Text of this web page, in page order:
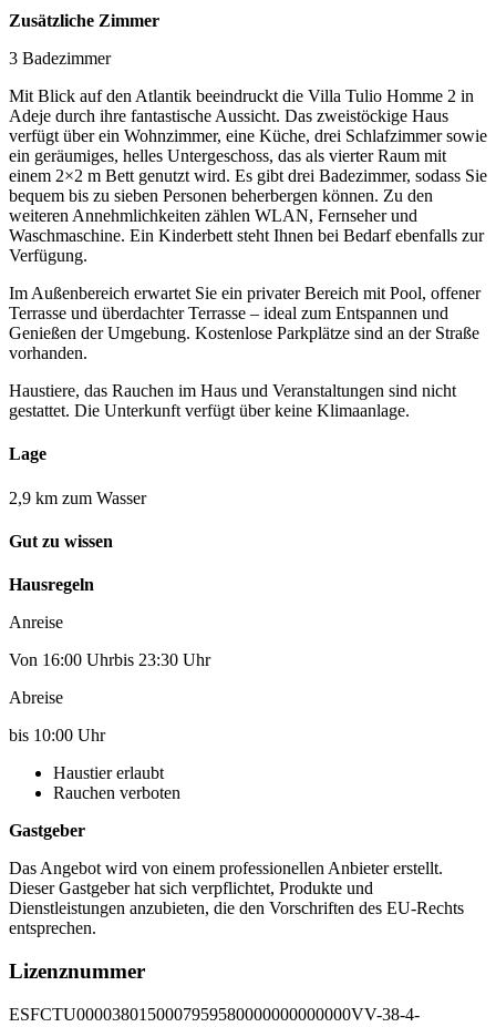
Zusätzliche Zimmer
3 Badezimmer
Mit Blick auf den Atlantik beeindruckt die Villa Tulio Homme 2 in
Adeje durch ihre fantastische Aussicht. Das zweistöckige Haus
verfügt über ein Wohnzimmer, eine Küche, drei Schlafzimmer sowie
ein geräumiges, helles Untergeschoss, das als vierter Raum mit
einem 2×2 m Bett genutzt wird. Es gibt drei Badezimmer, sodass Sie
bequem bis zu sieben Personen beherbergen können. Zu den
weiteren Annehmlichkeiten zählen WLAN, Fernseher und
Waschmaschine. Ein Kinderbett steht Ihnen bei Bedarf ebenfalls zur
Verfügung.
Im Außenbereich erwartet Sie ein privater Bereich mit Pool, offener
Terrasse und überdachter Terrasse – ideal zum Entspannen und
Genießen der Umgebung. Kostenlose Parkplätze sind an der Straße
vorhanden.
Haustiere, das Rauchen im Haus und Veranstaltungen sind nicht
gestattet. Die Unterkunft verfügt über keine Klimaanlage.
Lage
2,9 km zum Wasser
Gut zu wissen
Hausregeln
Anreise
Von 16:00 Uhrbis 23:30 Uhr
Abreise
bis 10:00 Uhr
Haustier erlaubt
Rauchen verboten
Gastgeber
Das Angebot wird von einem professionellen Anbieter erstellt.
Dieser Gastgeber hat sich verpflichtet, Produkte und
Dienstleistungen anzubieten, die den Vorschriften des EU-Rechts
entsprechen.
Lizenznummer
ESFCTU0000380150007959580000000000000VV-38-4-